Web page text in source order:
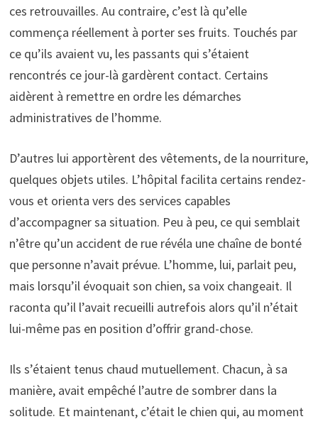
ces retrouvailles. Au contraire, c’est là qu’elle
commença réellement à porter ses fruits. Touchés par
ce qu’ils avaient vu, les passants qui s’étaient
rencontrés ce jour-là gardèrent contact. Certains
aidèrent à remettre en ordre les démarches
administratives de l’homme.
D’autres lui apportèrent des vêtements, de la nourriture,
quelques objets utiles. L’hôpital facilita certains rendez-
vous et orienta vers des services capables
d’accompagner sa situation. Peu à peu, ce qui semblait
n’être qu’un accident de rue révéla une chaîne de bonté
que personne n’avait prévue. L’homme, lui, parlait peu,
mais lorsqu’il évoquait son chien, sa voix changeait. Il
raconta qu’il l’avait recueilli autrefois alors qu’il n’était
lui-même pas en position d’offrir grand-chose.
Ils s’étaient tenus chaud mutuellement. Chacun, à sa
manière, avait empêché l’autre de sombrer dans la
solitude. Et maintenant, c’était le chien qui, au moment